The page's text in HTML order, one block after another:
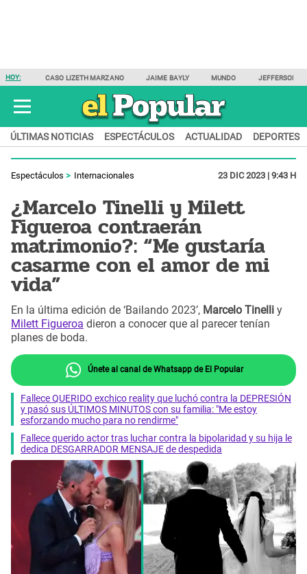
HOY: CASO LIZETH MARZANO JAIME BAYLY MUNDO JEFFERSON
ÚLTIMAS NOTICIAS ESPECTÁCULOS ACTUALIDAD DEPORTES
Espectáculos Internacionales 23 DIC 2023 | 9:43 H
¿Marcelo Tinelli y Milett
Figueroa contraerán
matrimonio?: “Me gustaría
casarme con el amor de mi
vida”
En la última edición de ‘Bailando 2023’, Marcelo Tinelli y
Milett Figueroa dieron a conocer que al parecer tenían
planes de boda.
Únete al canal de Whatsapp de El Popular
Fallece QUERIDO exchico reality que luchó contra la DEPRESIÓN
y pasó sus ÚLTIMOS MINUTOS con su familia: "Me estoy
esforzando mucho para no rendirme"
Fallece querido actor tras luchar contra la bipolaridad y su hija le
dedica DESGARRADOR MENSAJE de despedida